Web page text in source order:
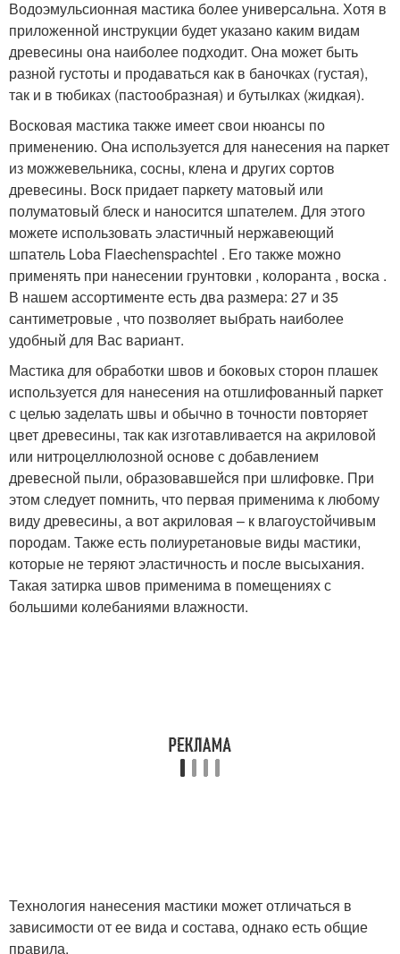
Водоэмульсионная мастика более универсальна. Хотя в
приложенной инструкции будет указано каким видам
древесины она наиболее подходит. Она может быть
разной густоты и продаваться как в баночках (густая),
так и в тюбиках (пастообразная) и бутылках (жидкая).
Восковая мастика также имеет свои нюансы по
применению. Она используется для нанесения на паркет
из можжевельника, сосны, клена и других сортов
древесины. Воск придает паркету матовый или
полуматовый блеск и наносится шпателем. Для этого
можете использовать эластичный нержавеющий
шпатель Loba Flaechenspachtel . Его также можно
применять при нанесении грунтовки , колоранта , воска .
В нашем ассортименте есть два размера: 27 и 35
сантиметровые , что позволяет выбрать наиболее
удобный для Вас вариант.
Мастика для обработки швов и боковых сторон плашек
используется для нанесения на отшлифованный паркет
с целью заделать швы и обычно в точности повторяет
цвет древесины, так как изготавливается на акриловой
или нитроцеллюлозной основе с добавлением
древесной пыли, образовавшейся при шлифовке. При
этом следует помнить, что первая применима к любому
виду древесины, а вот акриловая – к влагоустойчивым
породам. Также есть полиуретановые виды мастики,
которые не теряют эластичность и после высыхания.
Такая затирка швов применима в помещениях с
большими колебаниями влажности.
Технология нанесения мастики может отличаться в
зависимости от ее вида и состава, однако есть общие
правила.